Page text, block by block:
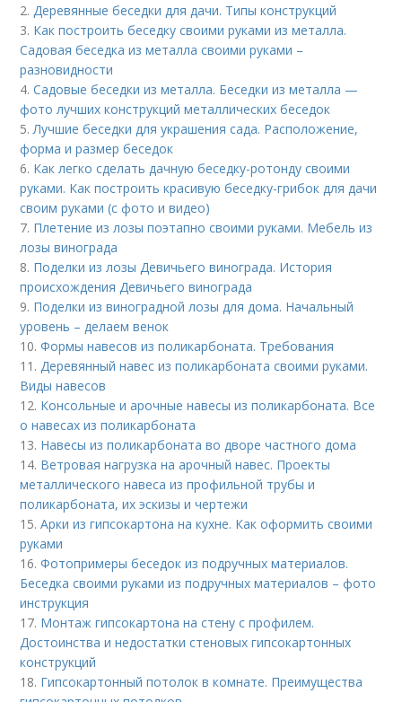
2. Деревянные беседки для дачи. Типы конструкций
3. Как построить беседку своими руками из металла.
Садовая беседка из металла своими руками –
разновидности
4.Садовые беседки из металла. Беседки из металла —
фото лучших конструкций металлических беседок
5. Лучшие беседки для украшения сада. Расположение,
форма и размер беседок
6. Как легко сделать дачную беседку-ротонду своими
руками. Как построить красивую беседку-грибок для дачи
своим руками (с фото и видео)
7. Плетение из лозы поэтапно своими руками. Мебель из
лозы винограда
8. Поделки из лозы Девичьего винограда. История
происхождения Девичьего винограда
9. Поделки из виноградной лозы для дома. Начальный
уровень – делаем венок
10.Формы навесов из поликарбоната. Требования
11. Деревянный навес из поликарбоната своими руками.
Виды навесов
12. Консольные и арочные навесы из поликарбоната. Все
о навесах из поликарбоната
13. Навесы из поликарбоната во дворе частного дома
14. Ветровая нагрузка на арочный навес. Проекты
металлического навеса из профильной трубы и
поликарбоната, их эскизы и чертежи
15.Арки из гипсокартона на кухне. Как оформить своими
руками
16.Фотопримеры беседок из подручных материалов.
Беседка своими руками из подручных материалов – фото
инструкция
17. Монтаж гипсокартона на стену с профилем.
Достоинства и недостатки стеновых гипсокартонных
конструкций
18. Гипсокартонный потолок в комнате. Преимущества